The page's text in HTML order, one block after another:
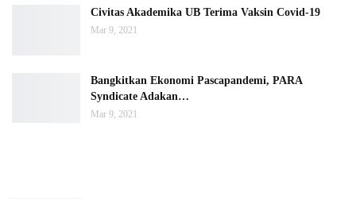
Civitas Akademika UB Terima Vaksin Covid-19
Mar 9, 2021
Bangkitkan Ekonomi Pascapandemi, PARA
Syndicate Adakan…
Mar 9, 2021